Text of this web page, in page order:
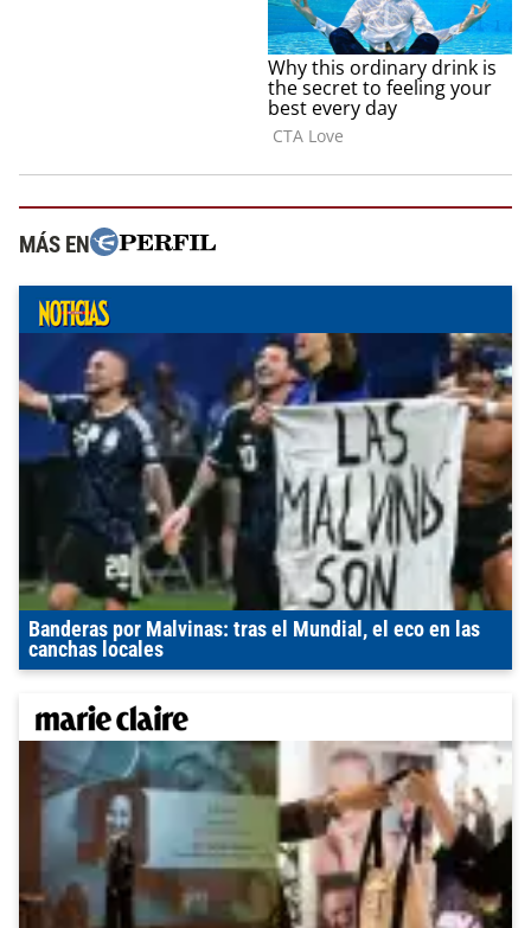
MÁS EN
Banderas por Malvinas: tras el Mundial, el eco en las
canchas locales